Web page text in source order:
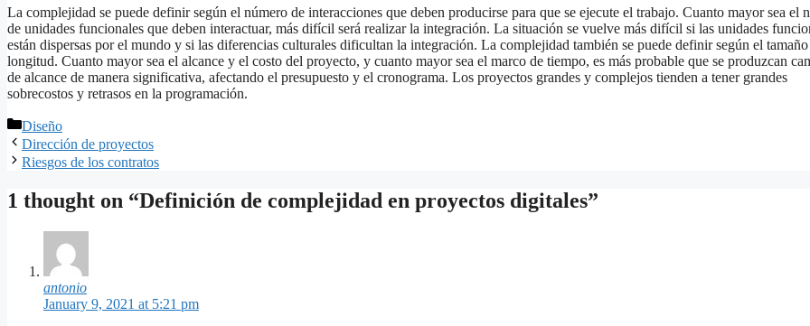
La complejidad se puede definir según el número de interacciones que deben producirse para que se ejecute el trabajo. Cuanto mayor sea el
de unidades funcionales que deben interactuar, más difícil será realizar la integración. La situación se vuelve más difícil si las unidades
están dispersas por el mundo y si las diferencias culturales dificultan la integración. La complejidad también se puede definir según el
longitud. Cuanto mayor sea el alcance y el costo del proyecto, y cuanto mayor sea el marco de tiempo, es más probable que se produzcan
de alcance de manera significativa, afectando el presupuesto y el cronograma. Los proyectos grandes y complejos tienden a tener grandes
sobrecostos y retrasos en la programación.
Categories
Diseño
Dirección de proyectos
Riesgos de los contratos
1 thought on “Definición de complejidad en proyectos digitales”
antonio
January 9, 2021 at 5:21 pm